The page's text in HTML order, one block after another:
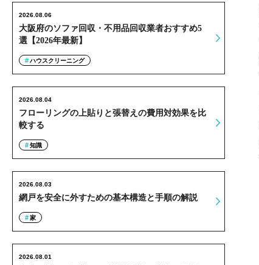
大阪府のソファ回収・不用品回収業者おすすめ5
選【2026年最新】
2026.08.06
ハウスクリーニング
フローリングの上貼りと張替えの費用対効果を比
較する
2026.08.04
知識
網戸を安全に外すための基本構造と手順の解説
2026.08.03
家
2026.08.01